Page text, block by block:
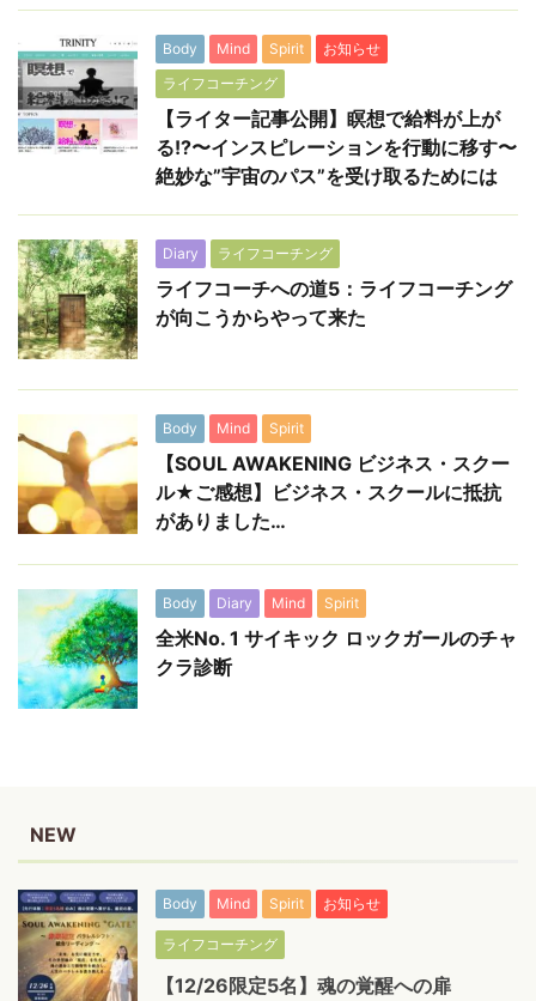
Body Mind Spirit
お知らせ
ライフコーチング
【ライター記事公開】瞑想で給料が上が
る!?〜インスピレーションを行動に移す〜
絶妙な”宇宙のパス”を受け取るためには
Diary ライフコーチング
ライフコーチへの道5：ライフコーチング
が向こうからやって来た
Body Mind Spirit
【SOUL AWAKENING ビジネス・スクー
ル★ご感想】ビジネス・スクールに抵抗
がありました…
Body Diary Mind Spirit
全米No. 1 サイキック ロックガールのチャ
クラ診断
NEW
Body Mind Spirit お知らせ
ライフコーチング
【12/26限定5名】魂の覚醒への扉